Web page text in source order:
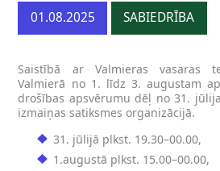
01.08.2025 SABIEDRĪBA
Saistībā ar Valmieras vasaras
Valmierā no 1. līdz 3. augustam
drošības apsvērumu dēļ no 31.
izmaiņas satiksmes organizācijā.
31. jūlijā plkst. 19.30–00.00,
1.augustā plkst. 15.00–00.00,